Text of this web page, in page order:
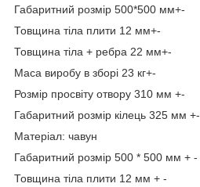
Габаритний розмір 500*500 мм+-
Товщина тіла плити 12 мм+-
Товщина тіла + ребра 22 мм+-
Маса виробу в зборі 23 кг+-
Розмір просвіту отвору 310 мм +-
Габаритний розмір кілець 325 мм +-
Матеріал: чавун
Габаритний розмір 500 * 500 мм + -
Товщина тіла плити 12 мм + -